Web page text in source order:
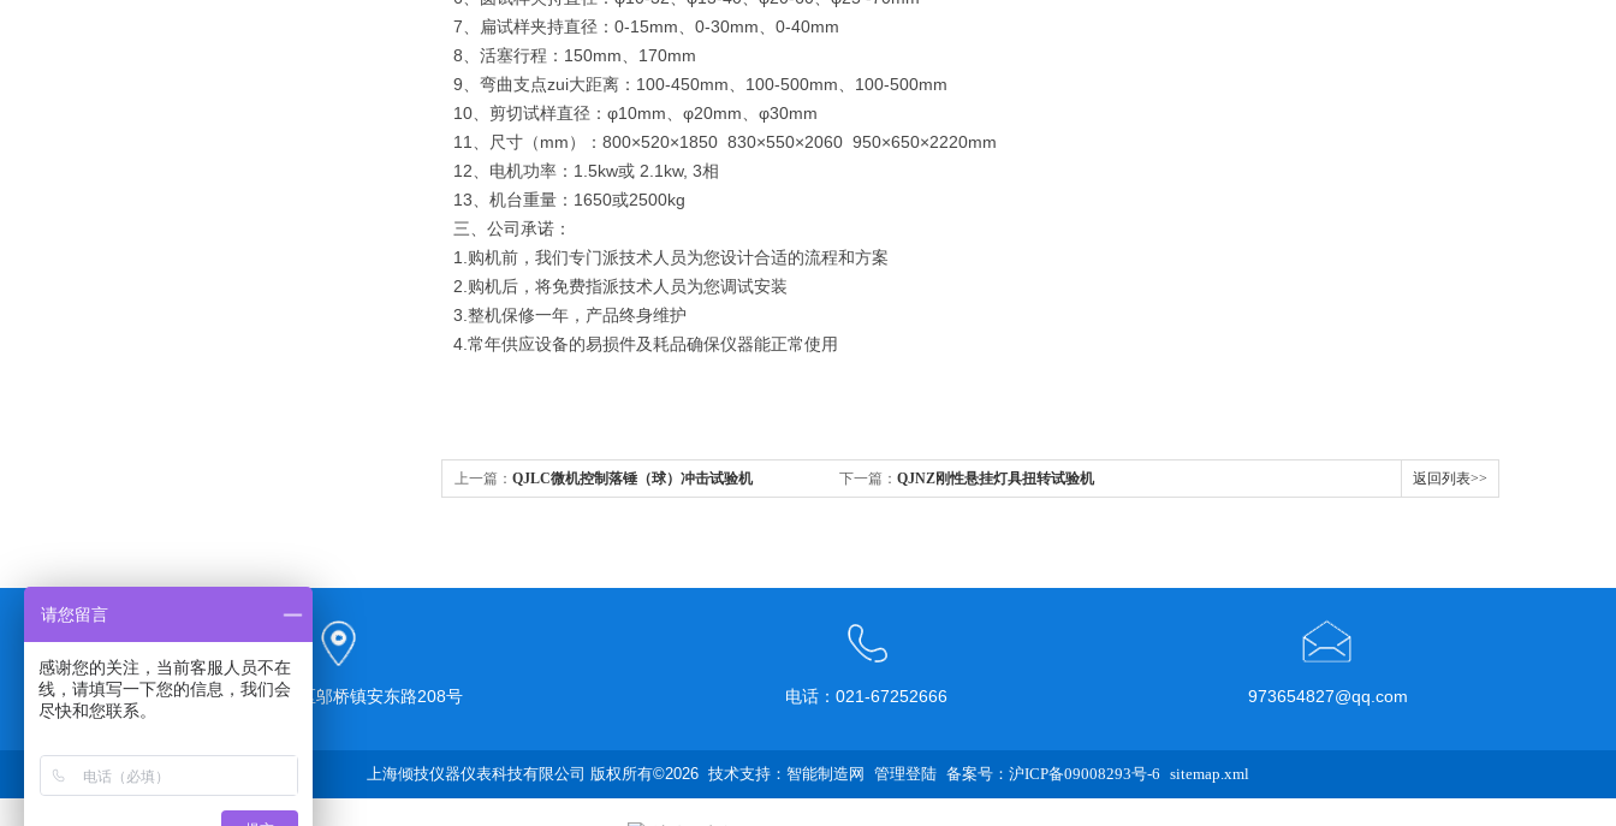
7、扁试样夹持直径：0-15mm、0-30mm、0-40mm
8、活塞行程：150mm、170mm
9、弯曲支点zui大距离：100-450mm、100-500mm、100-500mm
10、剪切试样直径：φ10mm、φ20mm、φ30mm
11、尺寸（mm）：800×520×1850 830×550×2060 950×650×2220mm
12、电机功率：1.5kw或 2.1kw, 3相
13、机台重量：1650或2500kg
三、公司承诺：
1.购机前，我们专门派技术人员为您设计合适的流程和方案
2.购机后，将免费指派技术人员为您调试安装
3.整机保修一年，产品终身维护
4.常年供应设备的易损件及耗品确保仪器能正常使用
上一篇： QJLC微机控制落锤（球）冲击试验机 下一篇： QJNZ刚性悬挂灯具扭转试验机 返回列表>>
上海市奉贤区邬桥镇安东路208号 电话：021-67252666 973654827@qq.com
上海倾技仪器仪表科技有限公司 版权所有©2026 技术支持： 智能制造网 管理登陆 备案号：沪ICP备09008293号-6 sitemap.xml
请您留言
感谢您的关注，当前客服人员不在
线，请填写一下您的信息，我们会
尽快和您联系。